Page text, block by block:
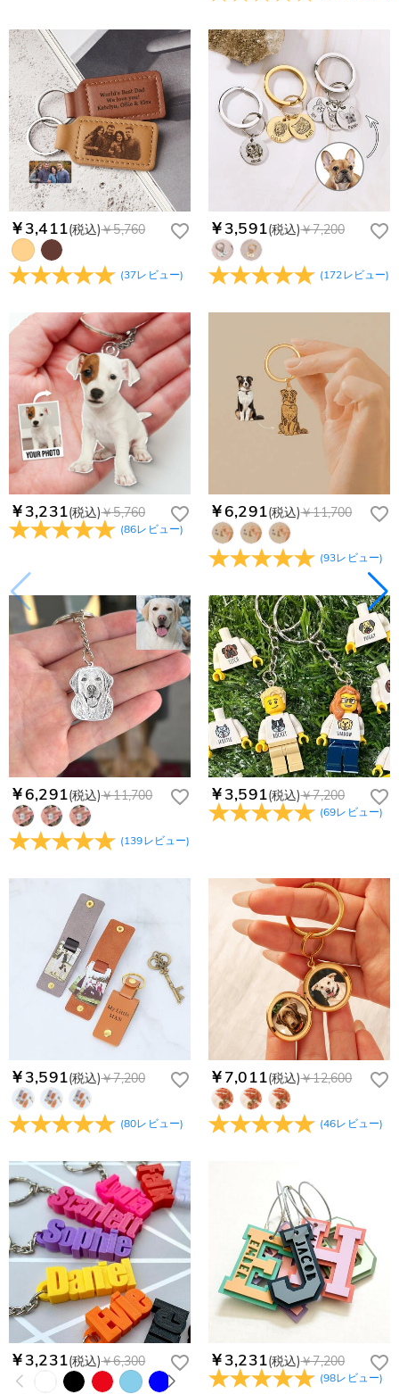
￥3,411(税込)￥5,760
(37レビュー)
￥3,591(税込)￥7,200
(172レビュー)
￥3,231(税込)￥5,760
(86レビュー)
￥6,291(税込)￥11,700
(93レビュー)
￥6,291(税込)￥11,700
(139レビュー)
￥3,591(税込)￥7,200
(69レビュー)
￥3,591(税込)￥7,200
(80レビュー)
￥7,011(税込)￥12,600
(46レビュー)
￥3,231(税込)￥6,300 ￥3,231(税込)￥7,200
(98レビュー)